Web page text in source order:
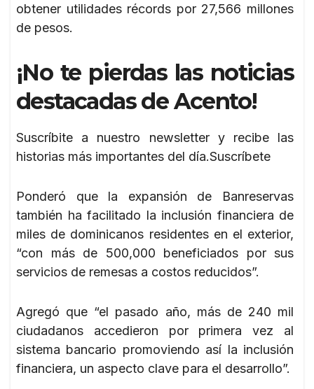
obtener utilidades récords por 27,566 millones
de pesos.
¡No te pierdas las noticias
destacadas de Acento!
Suscríbite a nuestro newsletter y recibe las
historias más importantes del día.Suscríbete
Ponderó que la expansión de Banreservas
también ha facilitado la inclusión financiera de
miles de dominicanos residentes en el exterior,
“con más de 500,000 beneficiados por sus
servicios de remesas a costos reducidos”.
Agregó que “el pasado año, más de 240 mil
ciudadanos accedieron por primera vez al
sistema bancario promoviendo así la inclusión
financiera, un aspecto clave para el desarrollo”.